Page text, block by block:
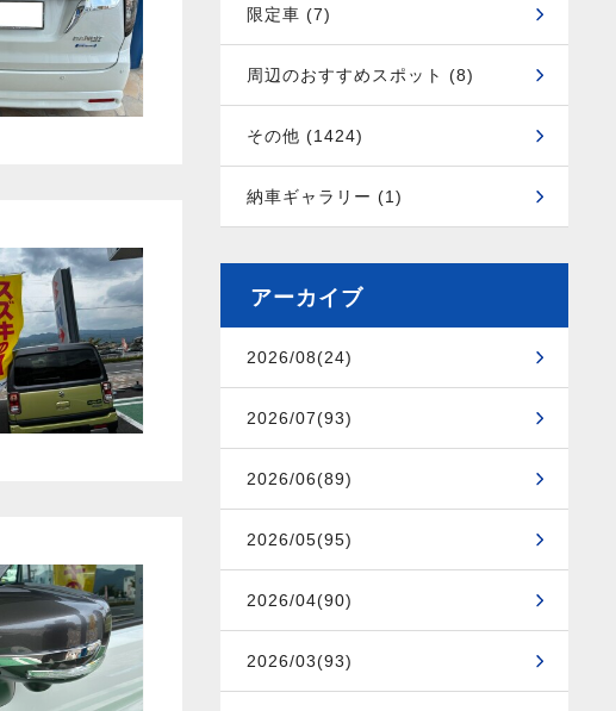
限定車 (7)
周辺のおすすめスポット (8)
その他 (1424)
納車ギャラリー (1)
アーカイブ
2026/08(24)
2026/07(93)
2026/06(89)
2026/05(95)
2026/04(90)
2026/03(93)